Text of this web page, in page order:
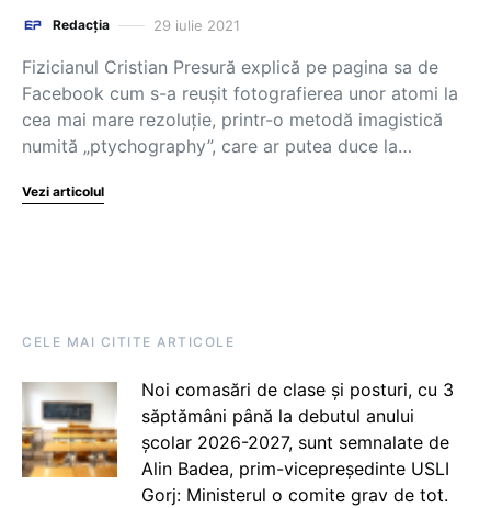
Redacția 29 iulie 2021
Fizicianul Cristian Presură explică pe pagina sa de
Facebook cum s-a reușit fotografierea unor atomi la
cea mai mare rezoluție, printr-o metodă imagistică
numită „ptychography”, care ar putea duce la…
Vezi articolul
CELE MAI CITITE ARTICOLE
Noi comasări de clase și posturi, cu 3
săptămâni până la debutul anului
școlar 2026-2027, sunt semnalate de
Alin Badea, prim-vicepreședinte USLI
Gorj: Ministerul o comite grav de tot.